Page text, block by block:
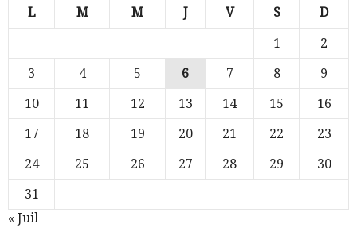
L M M J V S D
1
2
3
4 5 6 7 8
9
10
11 12 13 14 15
16
17
18 19 20 21 22
23
24
25 26 27 28 29
30
31
« Juil